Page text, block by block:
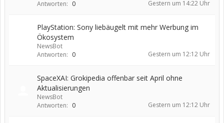
Antworten: 0 Gestern um 14:22 Uhr
PlayStation: Sony liebäugelt mit mehr Werbung im
Ökosystem
NewsBot
Antworten: 0 Gestern um 12:12 Uhr
SpaceXAI: Grokipedia offenbar seit April ohne
Aktualisierungen
NewsBot
Antworten: 0 Gestern um 12:12 Uhr